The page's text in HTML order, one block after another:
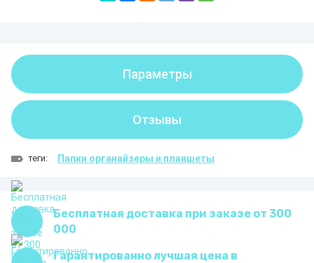
Параметры
Отзывы
теги: Папки органайзеры и планшеты
Бесплатная доставка при заказе от 300
000
Гарантированно лучшая цена в